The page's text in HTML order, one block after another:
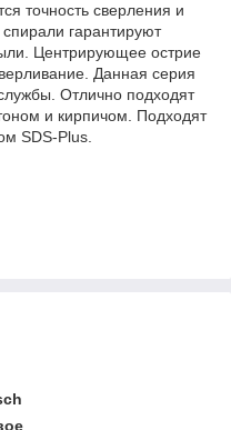
точность сверления и
гарантируют
Центрирующее острие
Данная серия
Отлично подходят
и кирпичом. Подходят
SDS-Plus.